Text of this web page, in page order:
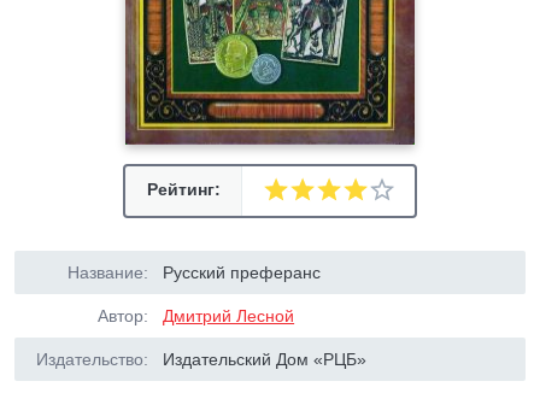
Рейтинг:
Название: Русский преферанс
Автор: Дмитрий Лесной
Издательство: Издательский Дом «РЦБ»